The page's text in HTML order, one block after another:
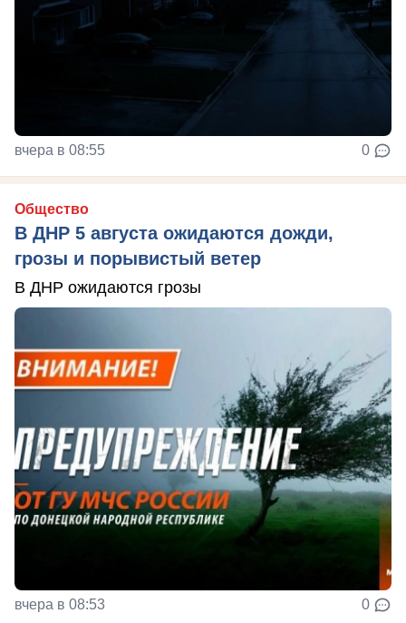
вчера в 08:55 0
Общество
В ДНР 5 августа ожидаются дожди,
грозы и порывистый ветер
В ДНР ожидаются грозы
вчера в 08:53 0